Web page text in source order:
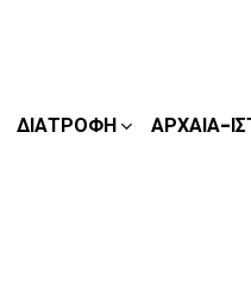
ΔΙΑΤΡΟΦΉ ΑΡΧΑΊΑ-